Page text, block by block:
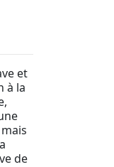
et
à la
de